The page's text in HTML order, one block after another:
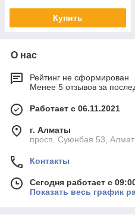
Купить
О нас
Рейтинг не сформирован
Менее 5 отзывов за
Работает с 06.11.2021
г. Алматы
просп. Суюнбая 53,
Контакты
Сегодня работает с
Показать весь график